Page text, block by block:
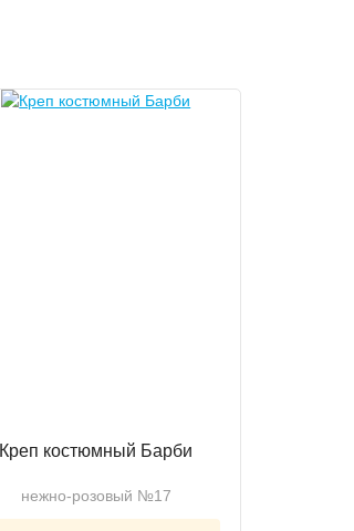
Креп костюмный Барби
нежно-розовый №17